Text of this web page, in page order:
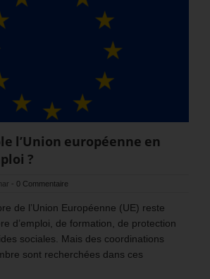
l’Union européenne en
?
- 0 Commentaire
de l’Union Européenne (UE) reste
d’emploi, de formation, de protection
sociales. Mais des coordinations
sont recherchées dans ces